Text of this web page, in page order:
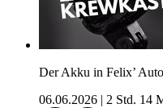
Der Akku in Felix’
06.06.2026
2 Std. 14